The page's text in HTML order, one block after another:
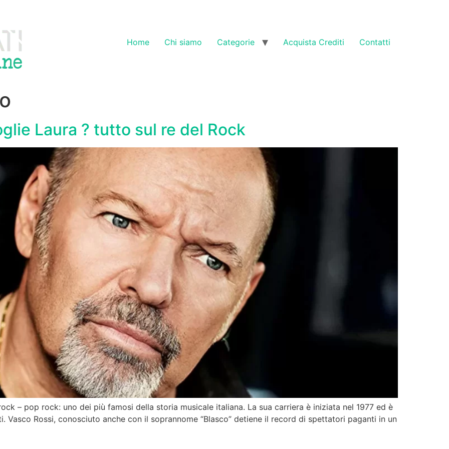
Home
Chi siamo Categorie Acquista Crediti Contatti
Laura ? tutto sul re del Rock
– pop rock: uno dei più famosi della storia musicale italiana. La sua carriera è iniziata nel 1977 ed è
Rossi, conosciuto anche con il soprannome “Blasco” detiene il record di spettatori paganti in un